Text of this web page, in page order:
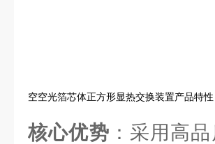
空空光箔芯体正方形显热交换装置产品特性
核心优势 ：采用高